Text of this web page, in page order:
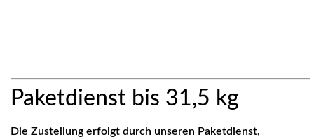
Paketdienst bis 31,5 kg
Die Zustellung erfolgt durch unseren Paketdienst,